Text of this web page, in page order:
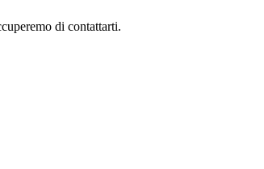
di contattarti.